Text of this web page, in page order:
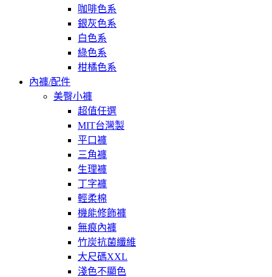
咖啡色系
銀灰色系
白色系
綠色系
柑橘色系
內褲/配件
美臀小褲
超值任選
MIT台灣製
平口褲
三角褲
生理褲
丁字褲
輕柔棉
機能修飾褲
無痕內褲
竹炭抗菌纖維
大尺碼XXL
淺色不顯色